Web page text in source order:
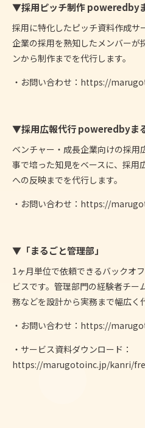
▼採用ピッチ制作 poweredby
採用に特化したピッチ資料作成サ
企業の採用を熟知したメンバーが
ンから制作までを代行します。
・お問い合わせ： https://
▼採用広報代行 poweredbyま
ベンチャー・成長企業向けの採用
事で培った知見をベースに、採用
への反映までを代行します。
・お問い合わせ： https://
▼「まるごと管理部」
1ヶ月単位で依頼できるバックオ
ビスです。管理部門の経験者チ
務などを設計から実務まで幅広く
・お問い合わせ： https://
・サービス資料ダウンロード：
https://marugotoinc.jp/kanri/